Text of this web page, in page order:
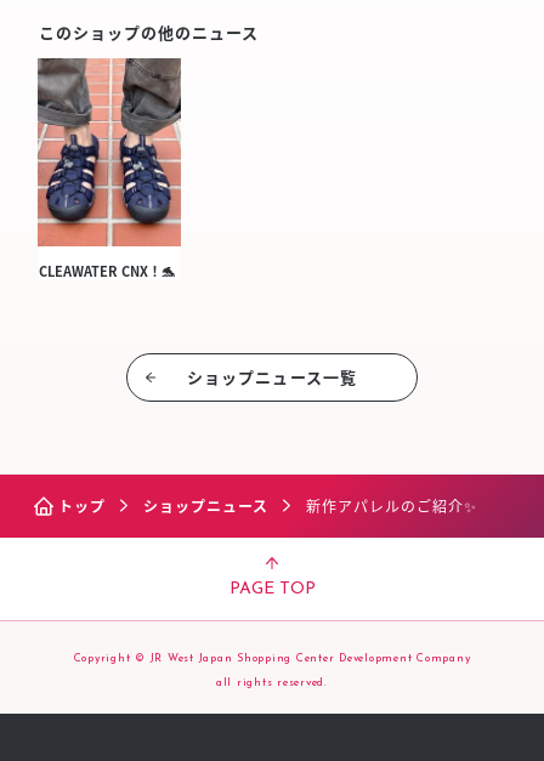
このショップの他のニュース
CLEAWATER CNX！🐬
ショップニュース⼀覧
トップ ショップニュース 新作アパレルのご紹介✨
PAGE TOP
Copyright © JR West Japan Shopping Center Development Company
all rights reserved.